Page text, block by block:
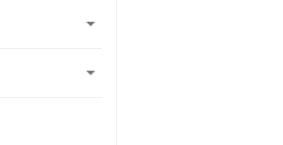

